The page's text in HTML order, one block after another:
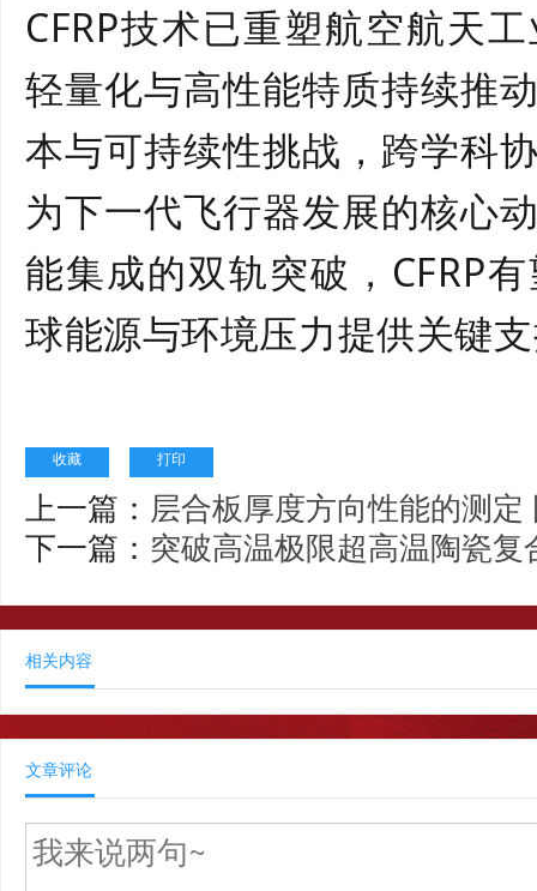
CFRP技术已重塑航空航天
轻量化与高性能特质持续推
本与可持续性挑战，跨学科
为下一代飞行器发展的核心
能集成的双轨突破，CFRP
球能源与环境压力提供关键
收藏 打印
上一篇： 层合板厚度方向性能的测
下一篇： 突破高温极限超高温陶瓷复
相关内容
文章评论